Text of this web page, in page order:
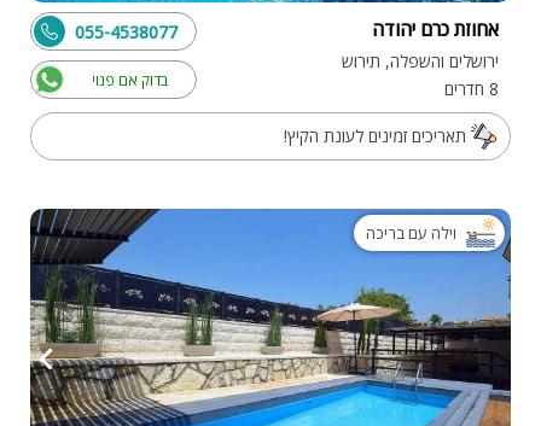
אחוזת כרם יהודה
ירושלים והשפלה, תירוש
8 חדרים
בדוק אם פנוי
055-4538077
תאריכים זמינים לעונת הקיץ!
וילה עם בריכה